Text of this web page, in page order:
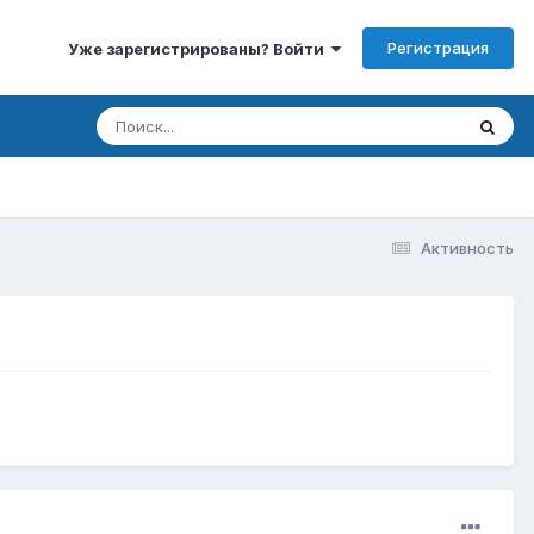
Уже зарегистрированы? Войти Регистрация
Активность